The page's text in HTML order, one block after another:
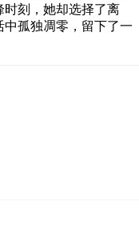
时刻，她却选择了离
孤独凋零，留下了一